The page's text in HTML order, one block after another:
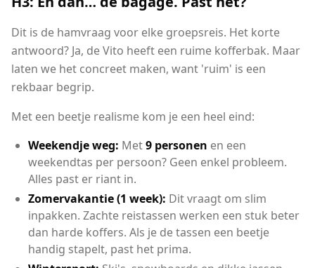
Dit is de hamvraag voor elke groepsreis. Het korte
antwoord? Ja, de Vito heeft een ruime kofferbak. Maar
laten we het concreet maken, want 'ruim' is een
rekbaar begrip.
Met een beetje realisme kom je een heel eind:
Weekendje weg: Met9 personen en een
weekendtas per persoon? Geen enkel probleem.
Alles past er riant in.
Zomervakantie (1 week): Dit vraagt om slim
inpakken. Zachte reistassen werken een stuk beter
dan harde koffers. Als je de tassen een beetje
handig stapelt, past het prima.